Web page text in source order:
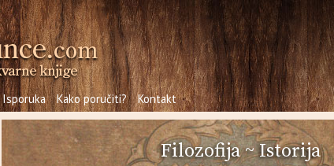
Isporuka Kako poručiti? Kontakt
Filozofija~Istorija